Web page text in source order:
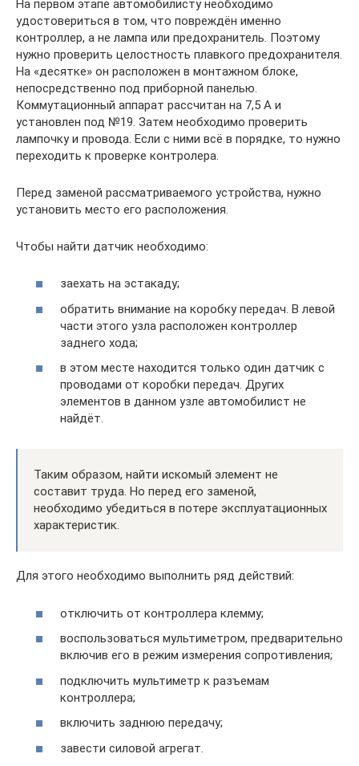
На первом этапе автомобилисту необходимо
удостовериться в том, что повреждён именно
контроллер, а не лампа или предохранитель. Поэтому
нужно проверить целостность плавкого предохранителя.
На «десятке» он расположен в монтажном блоке,
непосредственно под приборной панелью.
Коммутационный аппарат рассчитан на 7,5 А и
установлен под №19. Затем необходимо проверить
лампочку и провода. Если с ними всё в порядке, то нужно
переходить к проверке контролера.
Перед заменой рассматриваемого устройства, нужно
установить место его расположения.
Чтобы найти датчик необходимо:
заехать на эстакаду;
обратить внимание на коробку передач. В левой
части этого узла расположен контроллер
заднего хода;
в этом месте находится только один датчик с
проводами от коробки передач. Других
элементов в данном узле автомобилист не
найдёт.
Таким образом, найти искомый элемент не
составит труда. Но перед его заменой,
необходимо убедиться в потере эксплуатационных
характеристик.
Для этого необходимо выполнить ряд действий:
отключить от контроллера клемму;
воспользоваться мультиметром, предварительно
включив его в режим измерения сопротивления;
подключить мультиметр к разъемам
контроллера;
включить заднюю передачу;
завести силовой агрегат.